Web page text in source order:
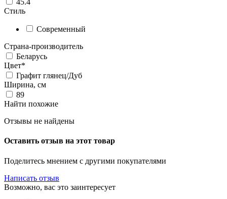
45.4
Стиль
Современный
Страна-производитель
Беларусь
Цвет*
Графит глянец/Дуб
Ширина, см
89
Найти похожие
Отзывы не найдены
Оставить отзыв на этот товар
Поделитесь мнением с другими покупателями
Написать отзыв
Возможно, вас это заинтересует